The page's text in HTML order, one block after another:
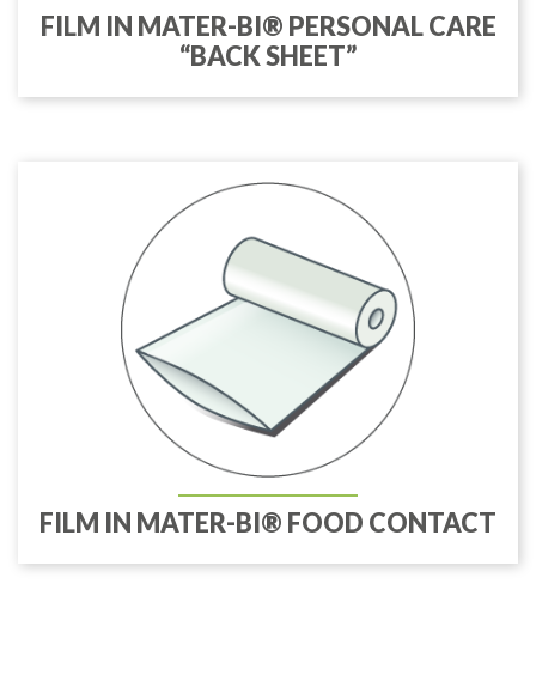
FILM IN MATER-BI® PERSONAL CARE
“BACK SHEET”
FILM IN MATER-BI® FOOD CONTACT